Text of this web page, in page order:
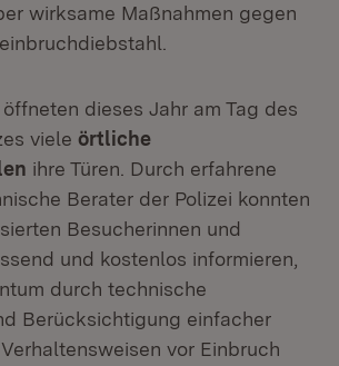
wirksame Maßnahmen gegen
dieses Jahr am Tag des
viele örtliche
ihre Türen. Durch erfahrene
Berater der Polizei konnten
Besucherinnen und
und kostenlos informieren,
durch technische
Berücksichtigung einfacher
vor Einbruch